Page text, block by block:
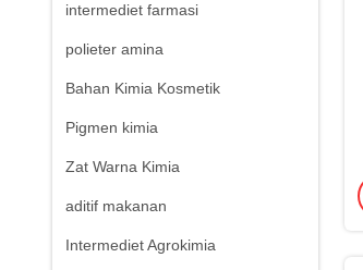
intermediet farmasi
polieter amina
Bahan Kimia Kosmetik
Pigmen kimia
Zat Warna Kimia
aditif makanan
Intermediet Agrokimia